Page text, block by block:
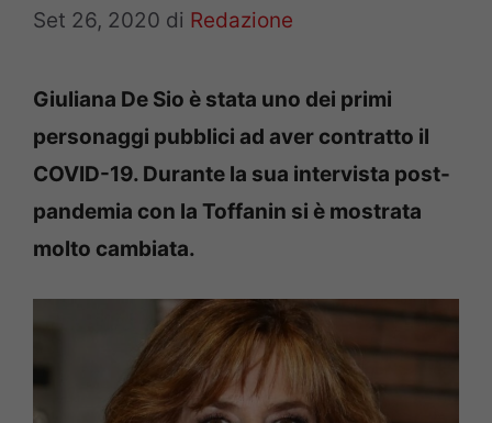
Set 26, 2020 di Redazione
Giuliana De Sio è stata uno dei primi
personaggi pubblici ad aver contratto il
COVID-19. Durante la sua intervista post-
pandemia con la Toffanin si è mostrata
molto cambiata.